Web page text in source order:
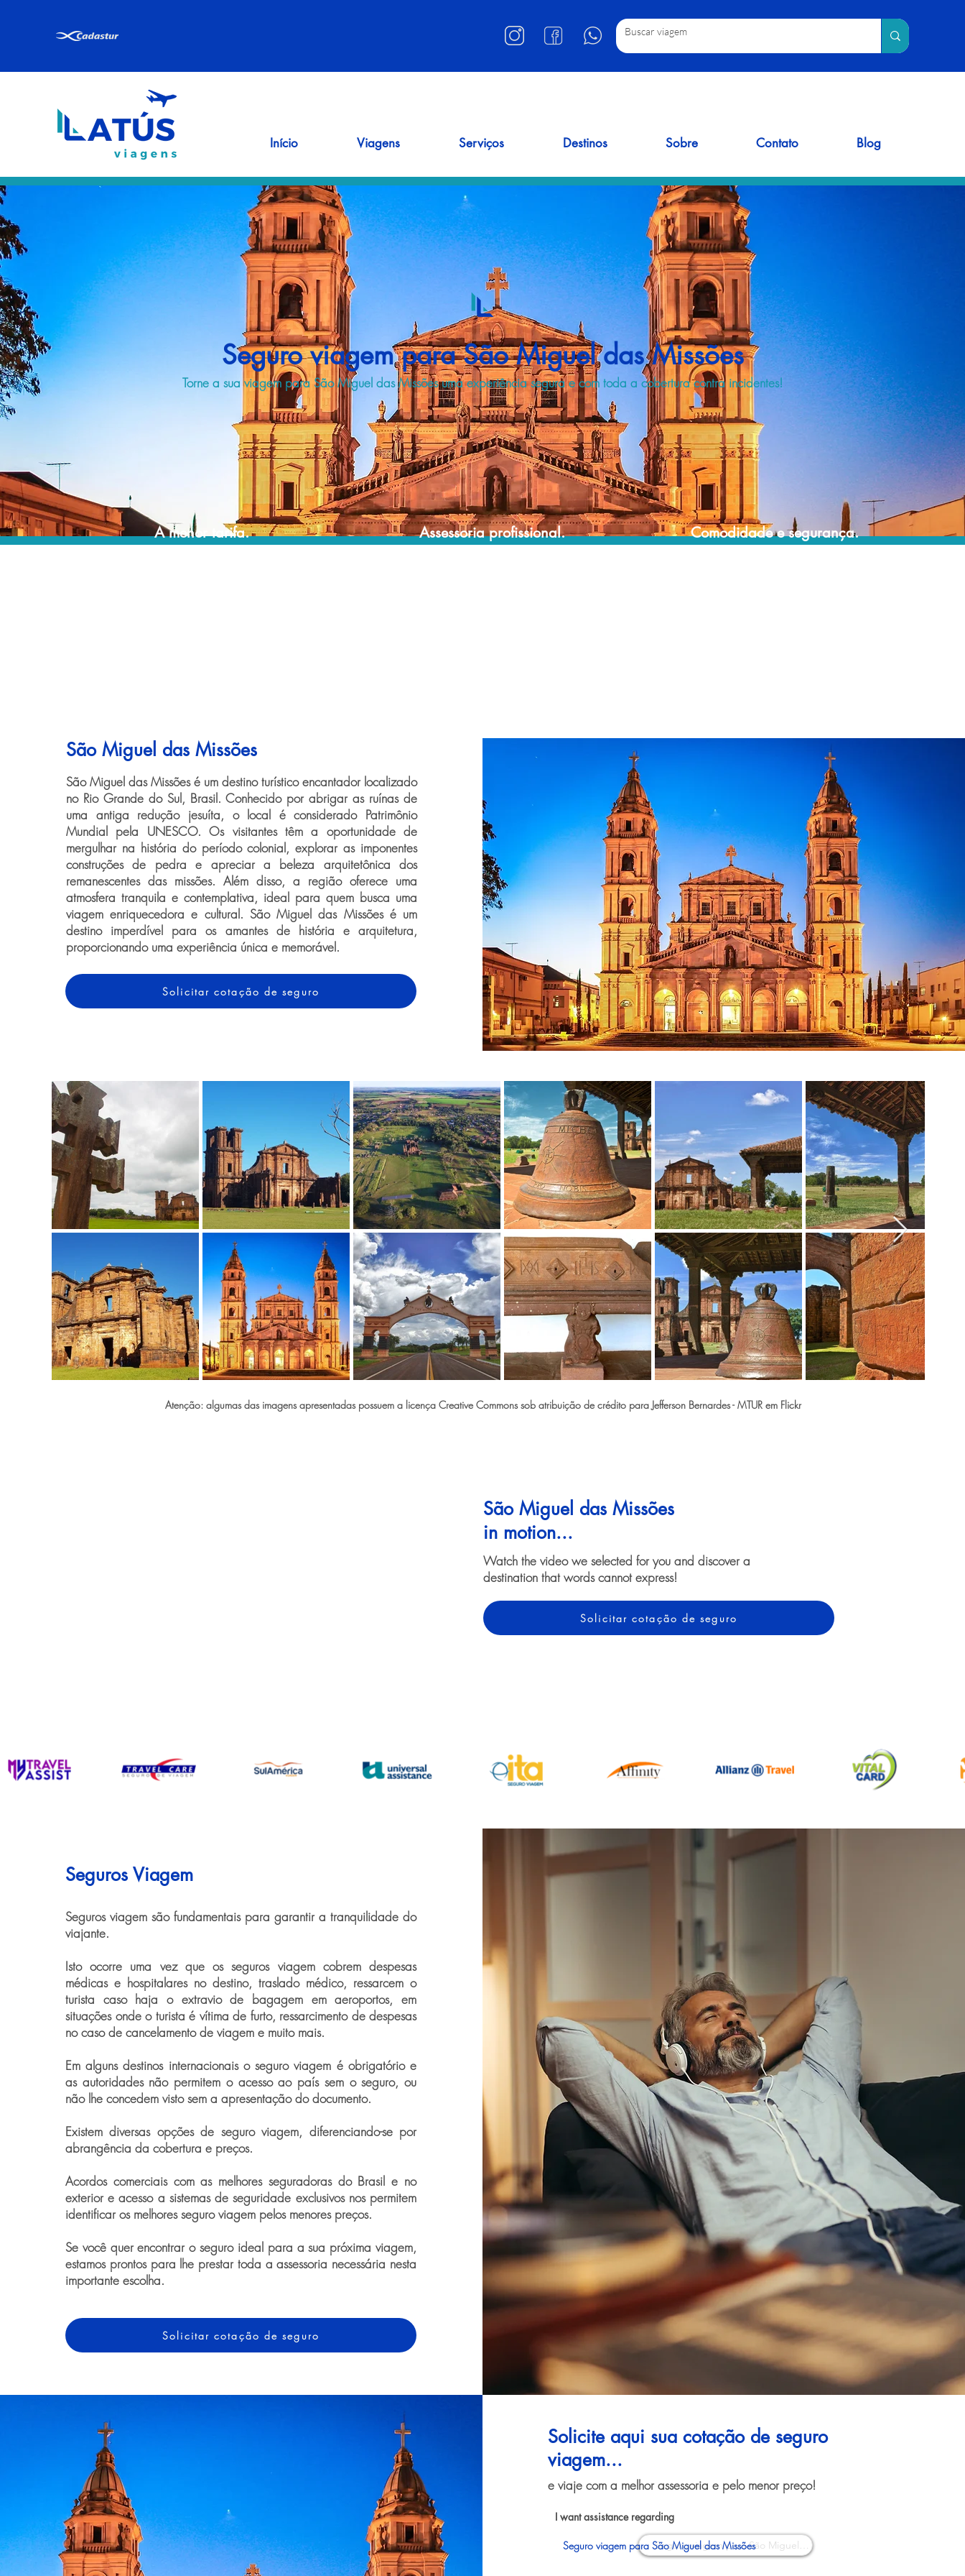
Início Viagens Serviços Destinos Sobre Contato Blog
Seguro viagem para São Miguel das Missões
Torne a sua viagem para São Miguel das Missões uma experiência segura e com toda a cobertura contra incidentes!
A menor tarifa. Assessoria profissional. Comodidade e segurança.
São Miguel das Missões
São Miguel das Missões é um destino turístico encantador localizado
no Rio Grande do Sul, Brasil. Conhecido por abrigar as ruínas de
uma antiga redução jesuíta, o local é considerado Patrimônio
Mundial pela UNESCO. Os visitantes têm a oportunidade de
mergulhar na história do período colonial, explorar as imponentes
construções de pedra e apreciar a beleza arquitetônica dos
remanescentes das missões. Além disso, a região oferece uma
atmosfera tranquila e contemplativa, ideal para quem busca uma
viagem enriquecedora e cultural. São Miguel das Missões é um
destino imperdível para os amantes de história e arquitetura,
proporcionando uma experiência única e memorável.
Solicitar cotação de seguro
Atenção: algumas das imagens apresentadas possuem a licença Creative Commons sob atribuição de crédito para Jefferson Bernardes - MTUR em Flickr
São Miguel das Missões
in motion...
Watch the video we selected for you and discover a
destination that words cannot express!
Solicitar cotação de seguro
Seguros Viagem
Seguros viagem são fundamentais para garantir a tranquilidade do
viajante.
Isto ocorre uma vez que os seguros viagem cobrem despesas
médicas e hospitalares no destino, traslado médico, ressarcem o
turista caso haja o extravio de bagagem em aeroportos, em
situações onde o turista é vítima de furto, ressarcimento de despesas
no caso de cancelamento de viagem e muito mais.
Em alguns destinos internacionais o seguro viagem é obrigatório e
as autoridades não permitem o acesso ao país sem o seguro, ou
não lhe concedem visto sem a apresentação do documento.
Existem diversas opções de seguro viagem, diferenciando-se por
abrangência da cobertura e preços.
Acordos comerciais com as melhores seguradoras do Brasil e no
exterior e acesso a sistemas de seguridade exclusivos nos permitem
identificar os melhores seguro viagem pelos menores preços.
Se você quer encontrar o seguro ideal para a sua próxima viagem,
estamos prontos para lhe prestar toda a assessoria necessária nesta
importante escolha.
Solicitar cotação de seguro
Solicite aqui sua cotação de seguro
viagem...
e viaje com a melhor assessoria e pelo menor preço!
I want assistance regarding
Seguro viagem para São Miguel das Missões